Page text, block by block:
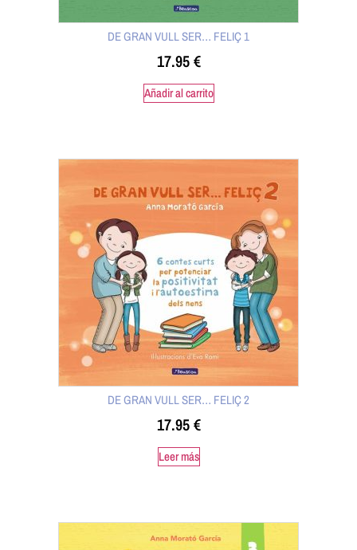
DE GRAN VULL SER… FELIÇ 1
17.95€
Añadir al carrito
DE GRAN VULL SER… FELIÇ 2
17.95€
Leer más